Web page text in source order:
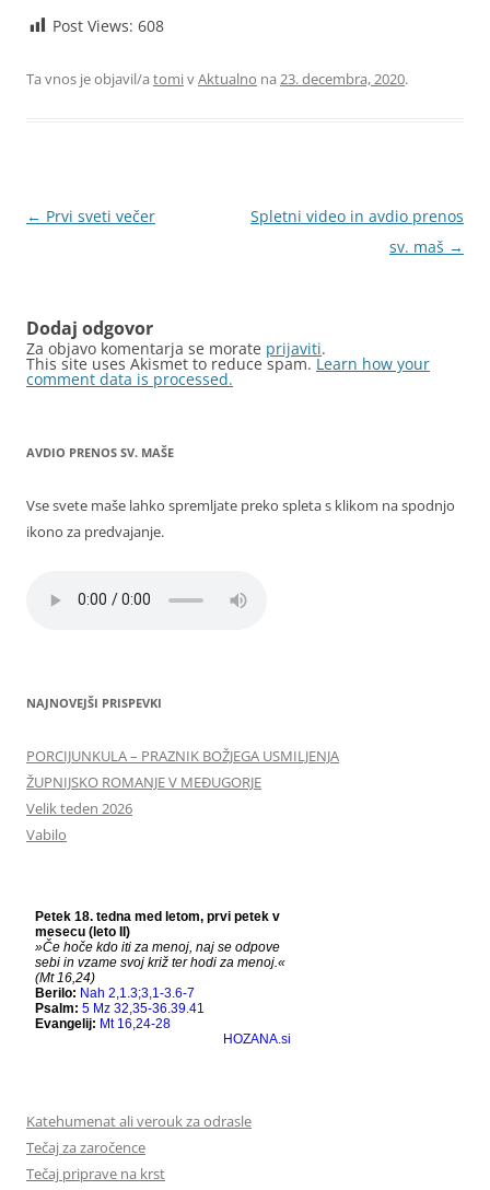
Post Views: 608
Ta vnos je objavil/a tomivAktualno na 23. decembra, 2020.
Krmarjenje
← Prvi sveti večer
Spletni video in avdio prenos
sv. maš →
Dodaj odgovor
Za objavo komentarja se morate prijaviti.
This site uses Akismet to reduce spam.Learn how your
comment data is processed.
AVDIO PRENOS SV. MAŠE
Vse svete maše lahko spremljate preko spleta s klikom na spodnjo
ikono za predvajanje.
NAJNOVEJŠI PRISPEVKI
PORCIJUNKULA – PRAZNIK BOŽJEGA USMILJENJA
ŽUPNIJSKO ROMANJE V MEĐUGORJE
Velik teden 2026
Vabilo
Katehumenat ali verouk za odrasle
Tečaj za zaročence
Tečaj priprave na krst